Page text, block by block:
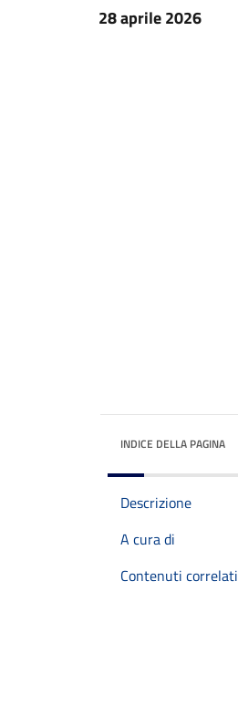
28 aprile 2026
INDICE DELLA PAGINA
Descrizione
A cura di
Contenuti correlati